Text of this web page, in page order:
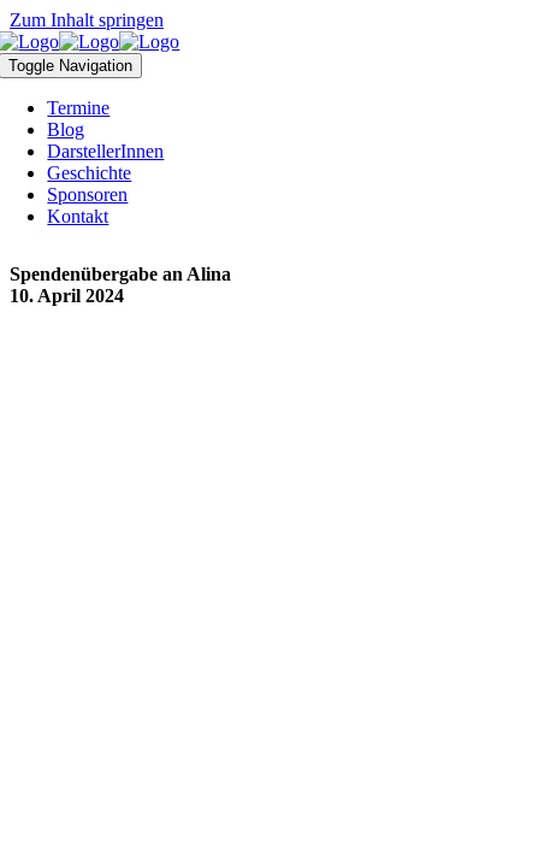
Zum Inhalt springen
Toggle Navigation
Termine
Blog
DarstellerInnen
Geschichte
Sponsoren
Kontakt
Spendenübergabe an Alina
10. April 2024